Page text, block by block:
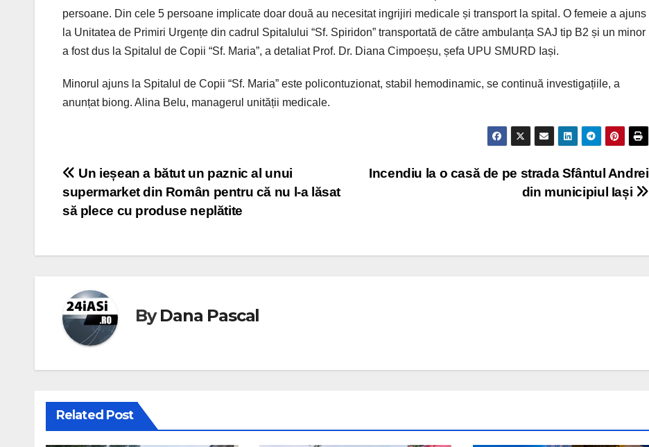
persoane. Din cele 5 persoane implicate doar două au necesitat ingrijiri medicale și transport la spital. O femeie a ajuns
la Unitatea de Primiri Urgențe din cadrul Spitalului “Sf. Spiridon” transportată de către ambulanța SAJ tip B2 și un minor
a fost dus la Spitalul de Copii “Sf. Maria”, a detaliat Prof. Dr. Diana Cimpoeșu, șefa UPU SMURD Iași.
Minorul ajuns la Spitalul de Copii “Sf. Maria” este policontuzionat, stabil hemodinamic, se continuă investigațiile, a
anunțat biong. Alina Belu, managerul unității medicale.
Post
navigation
Incendiu la o casă de pe strada Sfântul Andrei
din municipiul Iași
Un ieșean a bătut un paznic al unui
supermarket din Român pentru că nu l‑a lăsat
să plece cu produse neplătite
ByDana Pascal
Related Post